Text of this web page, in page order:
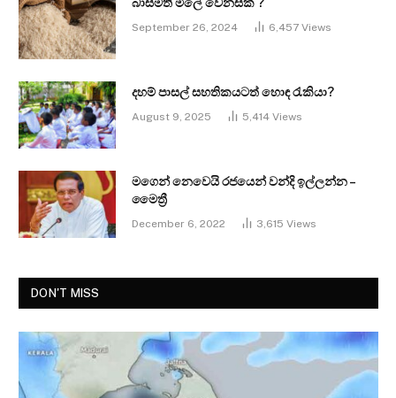
බාස්මතී මිලේ වෙනසක් ?
September 26, 2024 6,457 Views
දහම් පාසල් සහතිකයටත් හොඳ රැකියා?
August 9, 2025 5,414 Views
මගෙන් නෙවෙයි රජයෙන් වන්දි ඉල්ලන්න –
මෛත්‍රී
December 6, 2022 3,615 Views
DON'T MISS